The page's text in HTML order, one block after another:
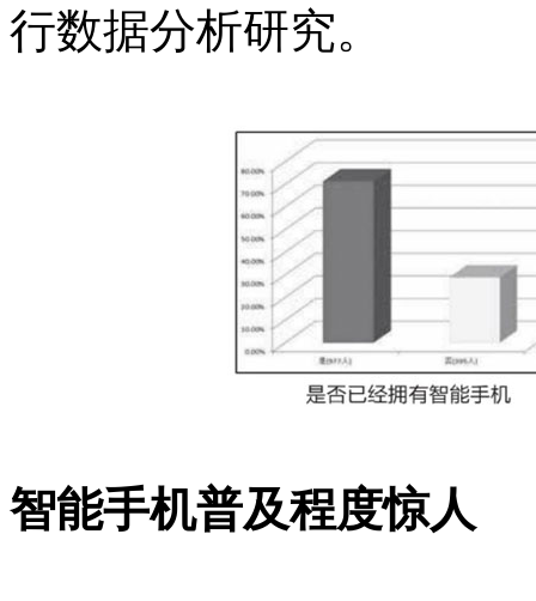
行数据分析研究。
智能手机普及程度惊人